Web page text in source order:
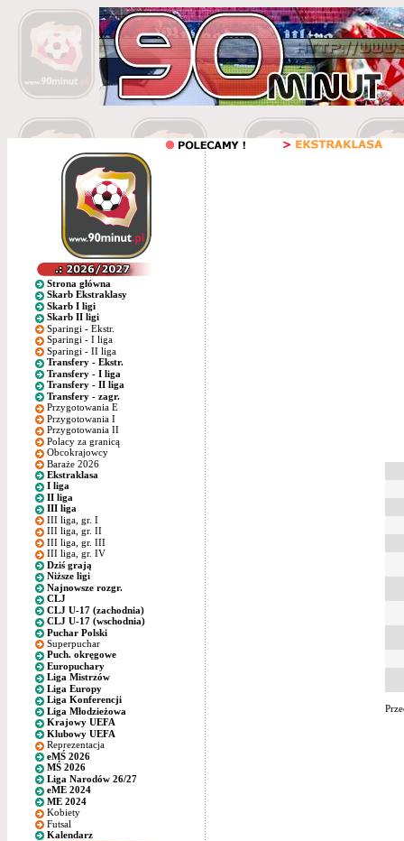
Strona główna
Skarb Ekstraklasy
Skarb I ligi
Skarb II ligi
Sparingi - Ekstr.
Sparingi - I liga
Sparingi - II liga
Transfery - Ekstr.
Transfery - I liga
Transfery - II liga
Transfery - zagr.
Przygotowania E
Przygotowania I
Przygotowania II
Polacy za granicą
Obcokrajowcy
Baraże 2026
Ekstraklasa
I liga
II liga
III liga
III liga, gr. I
III liga, gr. II
III liga, gr. III
III liga, gr. IV
Dziś grają
Niższe ligi
Najnowsze rozgr.
CLJ
CLJ U-17 (zachodnia)
CLJ U-17 (wschodnia)
Puchar Polski
Superpuchar
Puch. okręgowe
Europuchary
Liga Mistrzów
Liga Europy
Liga Konferencji
Liga Młodzieżowa
Krajowy UEFA
Klubowy UEFA
Reprezentacja
eMŚ 2026
MŚ 2026
Liga Narodów 26/27
eME 2024
ME 2024
Kobiety
Futsal
Kalendarz